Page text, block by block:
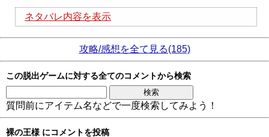
ネタバレ内容を表示
攻略/感想を全て見る(185)
この脱出ゲームに対する全てのコメントから検索
質問前にアイテム名などで一度検索してみよう！
裸の王様 にコメントを投稿